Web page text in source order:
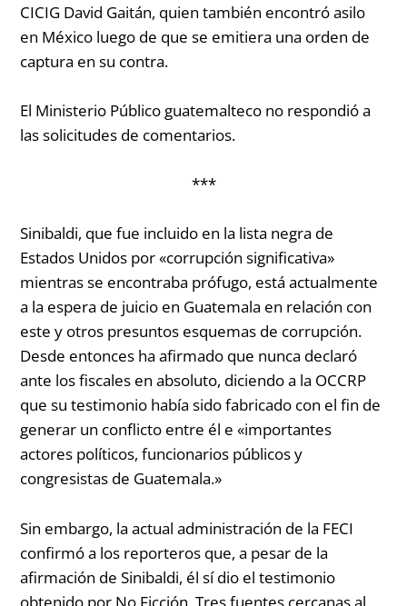
CICIG David Gaitán, quien también encontró asilo
en México luego de que se emitiera una orden de
captura en su contra.
El Ministerio Público guatemalteco no respondió a
las solicitudes de comentarios.
***
Sinibaldi, que fue incluido en la lista negra de
Estados Unidos por «corrupción significativa»
mientras se encontraba prófugo, está actualmente
a la espera de juicio en Guatemala en relación con
este y otros presuntos esquemas de corrupción.
Desde entonces ha afirmado que nunca declaró
ante los fiscales en absoluto, diciendo a la OCCRP
que su testimonio había sido fabricado con el fin de
generar un conflicto entre él e «importantes
actores políticos, funcionarios públicos y
congresistas de Guatemala.»
Sin embargo, la actual administración de la FECI
confirmó a los reporteros que, a pesar de la
afirmación de Sinibaldi, él sí dio el testimonio
obtenido por No Ficción. Tres fuentes cercanas al